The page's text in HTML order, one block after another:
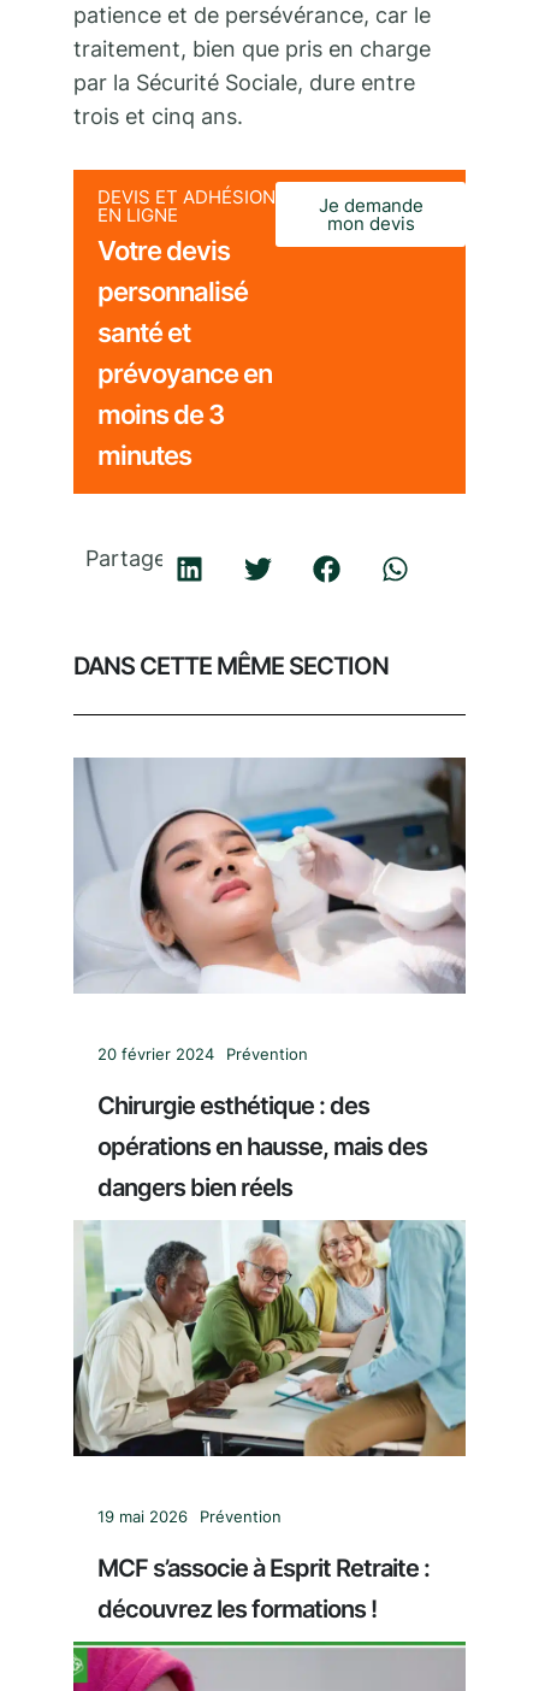
patience et de persévérance, car le
traitement, bien que pris en charge
par la Sécurité Sociale, dure entre
trois et cinq ans.
DEVIS ET ADHÉSION
EN LIGNE
Votre devis
personnalisé
santé et
prévoyance en
moins de 3
minutes
Je demande
mon devis
Partager
DANS CETTE MÊME SECTION
20 février 2024 Prévention
Chirurgie esthétique : des
opérations en hausse, mais des
dangers bien réels
19 mai 2026 Prévention
MCF s’associe à Esprit Retraite :
découvrez les formations !